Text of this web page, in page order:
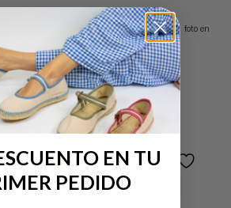
sufrir variaciones de tonalidad respecto a la foto en
de brillo y contraste del monitor.
EN TU
PEDIDO